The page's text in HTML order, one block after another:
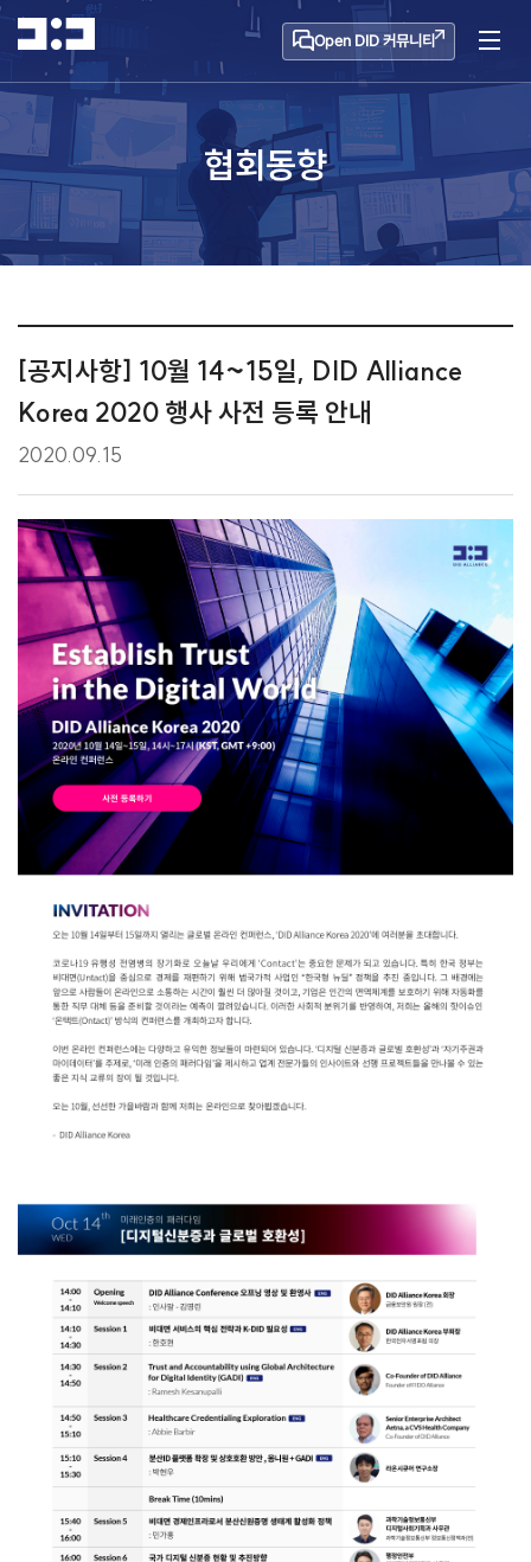
Open DID 커뮤니티
협회동향
[공지사항] 10월 14~15일, DID Alliance
Korea 2020 행사 사전 등록 안내
2020.09.15